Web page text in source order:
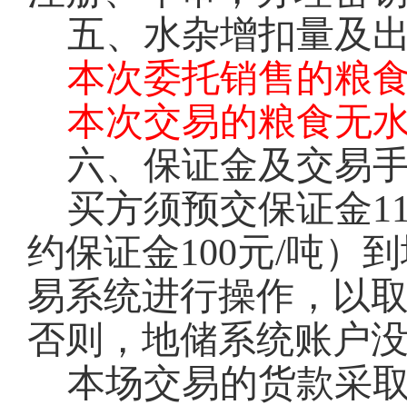
五、水杂增扣量及
本次委托销售的粮
本次交易的粮食无
六、保证金及交易
买方须预交保证金
约保证金100元/吨）
易系统进行操作，以
否则，地储系统账户
本场交易的货款采